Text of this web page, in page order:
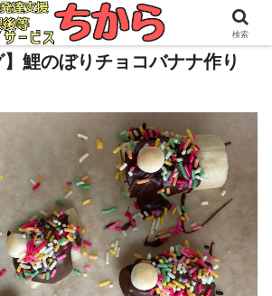
】鯉のぼりチョコバナナ作り
検索